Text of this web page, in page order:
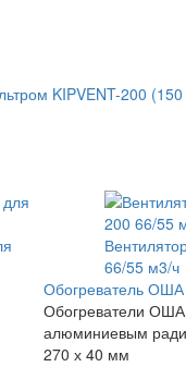
66/55 м3/ч
Обогреватель ОША
Обогреватели ОША
алюминиевым
270 х 40 мм